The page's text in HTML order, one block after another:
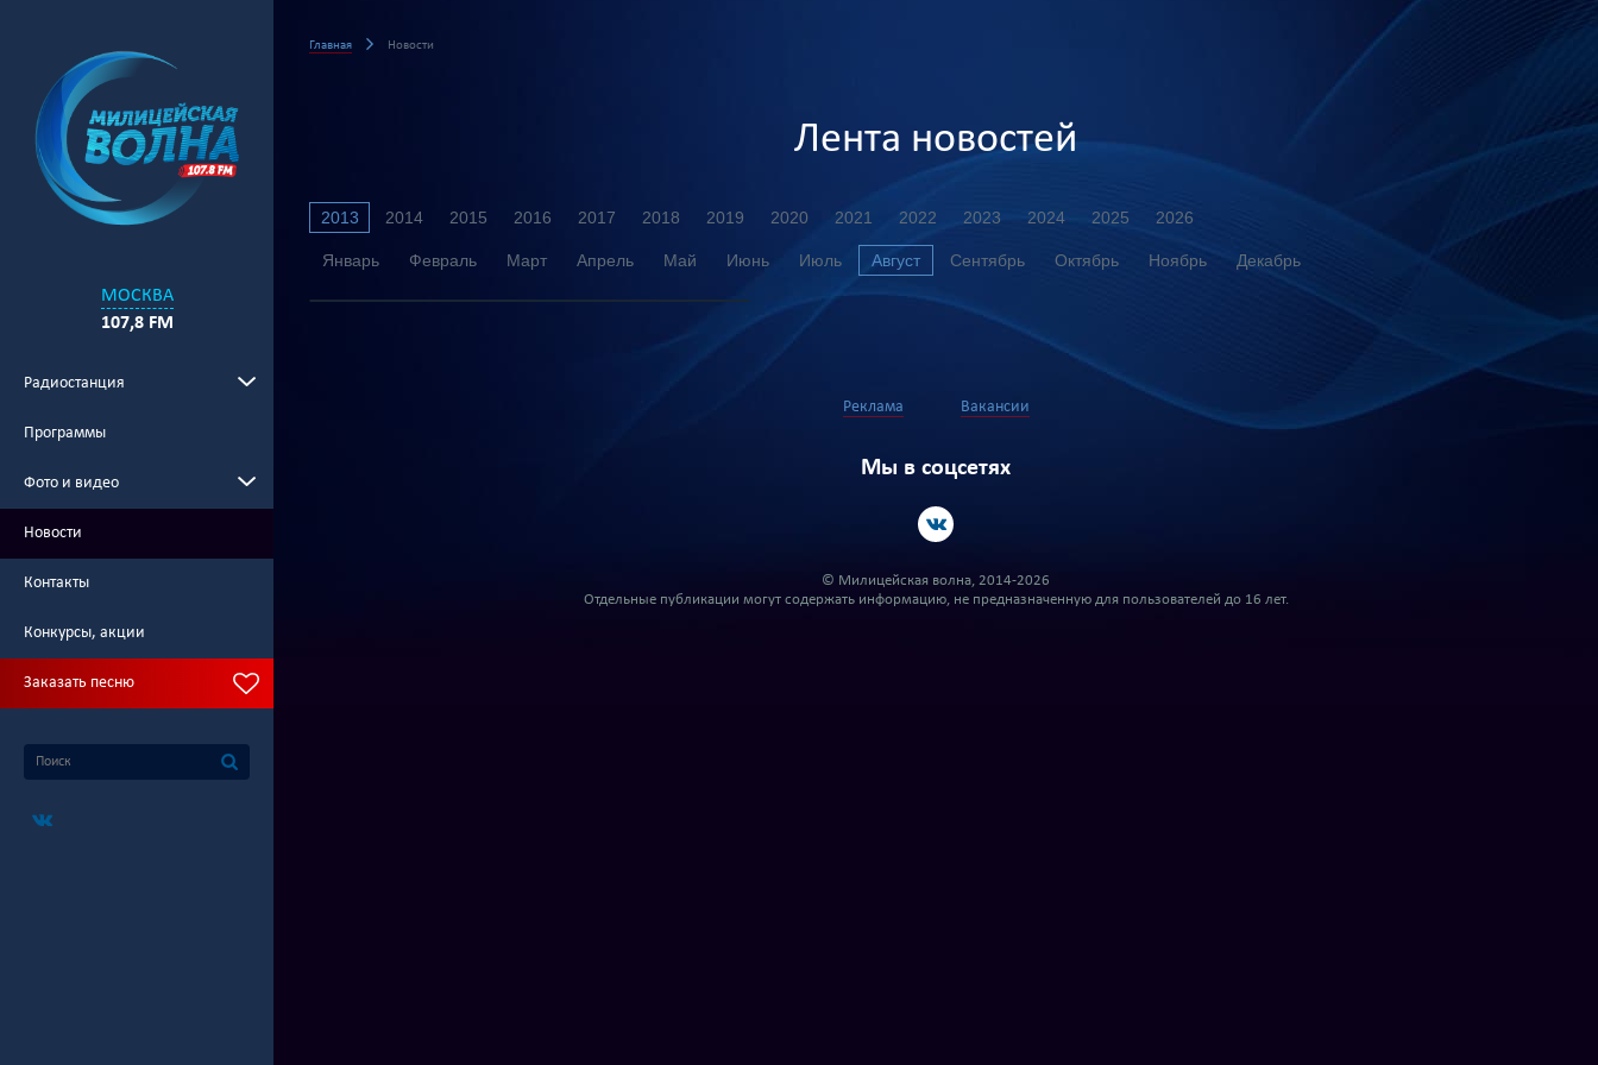
МОСКВА
107,8 FM
Радиостанция
Программы
Фото и видео
Новости
Контакты
Конкурсы, акции
Заказать песню
Главная Новости
Лента новостей
2013 2014 2015 2016 2017 2018 2019 2020 2021 2022 2023 2024 2025 2026
Январь Февраль Март Апрель Май Июнь Июль Август Сентябрь Октябрь Ноябрь Декабрь
Реклама Вакансии
Мы в соцсетях
© Милицейская волна, 2014-2026
Отдельные публикации могут содержать информацию, не предназначенную для пользователей до 16 лет.